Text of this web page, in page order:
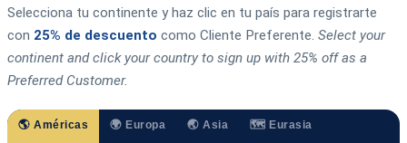
Selecciona tu continente y haz clic en tu país para registrarte
con 25% de descuento como Cliente Preferente. Select your
continent and click your country to sign up with 25% off as a
Preferred Customer.
🌎 Américas 🌍 Europa 🌏 Asia 🗺️ Eurasia